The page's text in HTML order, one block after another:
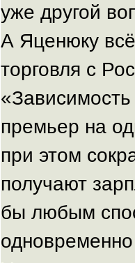
уже другой
А Яценюку
торговля с
премьер на
при этом
получают
бы любым